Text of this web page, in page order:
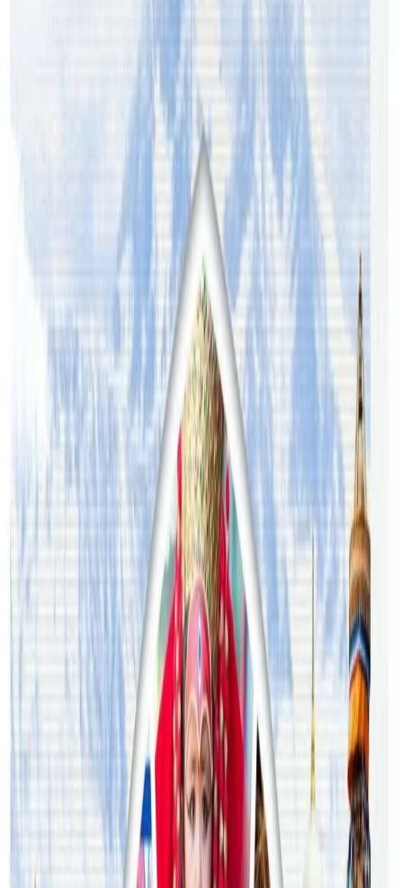
यस वेवसाइटमा प्रकाशित समाचार, विचार र लेखबारे तपाईंको कुनै
प्रतिक्रिया, गुनासो, सुझाव र सल्लाह छन् भने कृपया हामीलाई निम्न ईमेलमा
पठाउनुहोला । तपाईंको सहयोगले हामीलाई निष्पक्ष र तटस्थ पत्रकारिता गर्न
info@nepaltube.com.au
प्रतिक्रिया दिनुहोस
टिप्पणीहरू लोड हुँदैछ…
ट्यागहरू
#close contact #covid
सम्बन्धित समाचार
अष्ट्रेलियामा नर्सको तलब पाँचौं पटक वृद्धि
अस्ट्रेलियामा विवाह घट्यो, बढ्यो सम्बन्धविच्छेद
२०२६ जुलाई २९
थापाथलीबाट अष्ट्रेलियाका घरको डिजाइन
अष्ट्रेलियामा मन्त्रालयका कर्मचारीले भ्रष्टाचार गरेको
भेटिएपछि शिक्षा मन्त्रीले दिइन् राजीनामा
२०२६ जुलाई २४
अन्तर्राष्ट्रिय विद्यार्थी आकर्षित गर्न भिक्टोरियाले बनायो